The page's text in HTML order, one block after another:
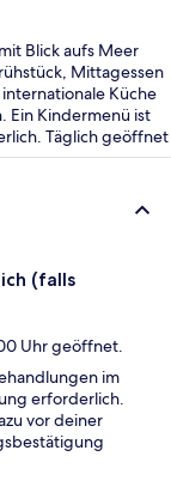
Blick aufs Meer
Mittagessen
Küche
Ein Kindermenü ist
Täglich geöffnet
(falls
Uhr geöffnet.
im
erforderlich.
vor deiner